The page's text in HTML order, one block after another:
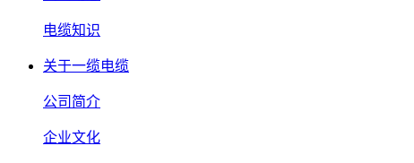
电缆知识
关于一缆电缆
公司简介
企业文化